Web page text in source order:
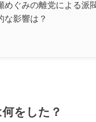
めぐみの離党による派
な影響は？
をした？